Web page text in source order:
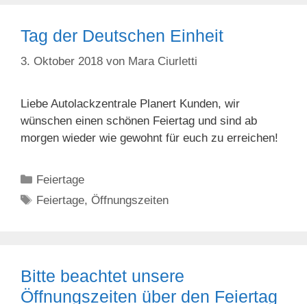
Tag der Deutschen Einheit
3. Oktober 2018 von Mara Ciurletti
Liebe Autolackzentrale Planert Kunden, wir
wünschen einen schönen Feiertag und sind ab
morgen wieder wie gewohnt für euch zu erreichen!
Kategorien
Feiertage
Schlagwörter
Feiertage,Öffnungszeiten
Bitte beachtet unsere
Öffnungszeiten über den Feiertag